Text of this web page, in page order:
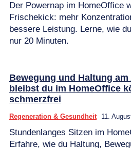
Der Powernap im HomeOffice
Frischekick: mehr
bessere Leistung. Lerne, wie
nur 20 Minuten.
Bewegung und Haltung
bleibst du im HomeOffice
schmerzfrei
Regeneration & Gesundheit 11.
Stundenlanges Sitzen im
Erfahre, wie du Haltung,